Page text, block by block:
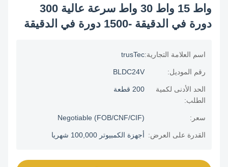
واط 15 واط 30 واط سرعة عالية 300
دورة في الدقيقة -1500 دورة في الدقيقة
اسم العلامة التجارية:trusTec
رقم الموديل: BLDC24V
الحد الأدنى لكمية
الطلب:
200 قطعة
Negotiable (FOB/CNF/CIF)
القدرة على العرض: أجهزة الكمبيوتر 100,000 شهريا